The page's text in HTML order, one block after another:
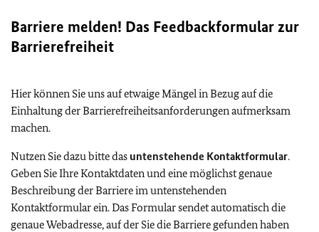
Barriere melden! Das Feedbackformular zur
Barrierefreiheit
Hier können Sie uns auf etwaige Mängel in Bezug auf die
Einhaltung der Barrierefreiheitsanforderungen aufmerksam
machen.
Nutzen Sie dazu bitte das untenstehende Kontaktformular.
Geben Sie Ihre Kontaktdaten und eine möglichst genaue
Beschreibung der Barriere im untenstehenden
Kontaktformular ein. Das Formular sendet automatisch die
genaue Webadresse, auf der Sie die Barriere gefunden haben